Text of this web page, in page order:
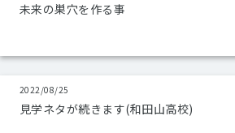
未来の巣穴を作る事
2022/08/25
見学ネタが続きます(和田山高校)